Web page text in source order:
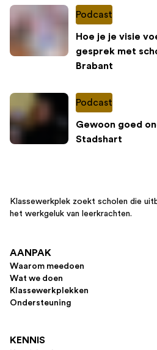
Podcast
Hoe je je visie
gesprek met
Brabant
Podcast
Gewoon goed
Stadshart
Klassewerkplek zoekt scholen die
het werkgeluk van leerkrachten.
AANPAK
Waarom meedoen
Wat we doen
Klassewerkplekken
Ondersteuning
KENNIS